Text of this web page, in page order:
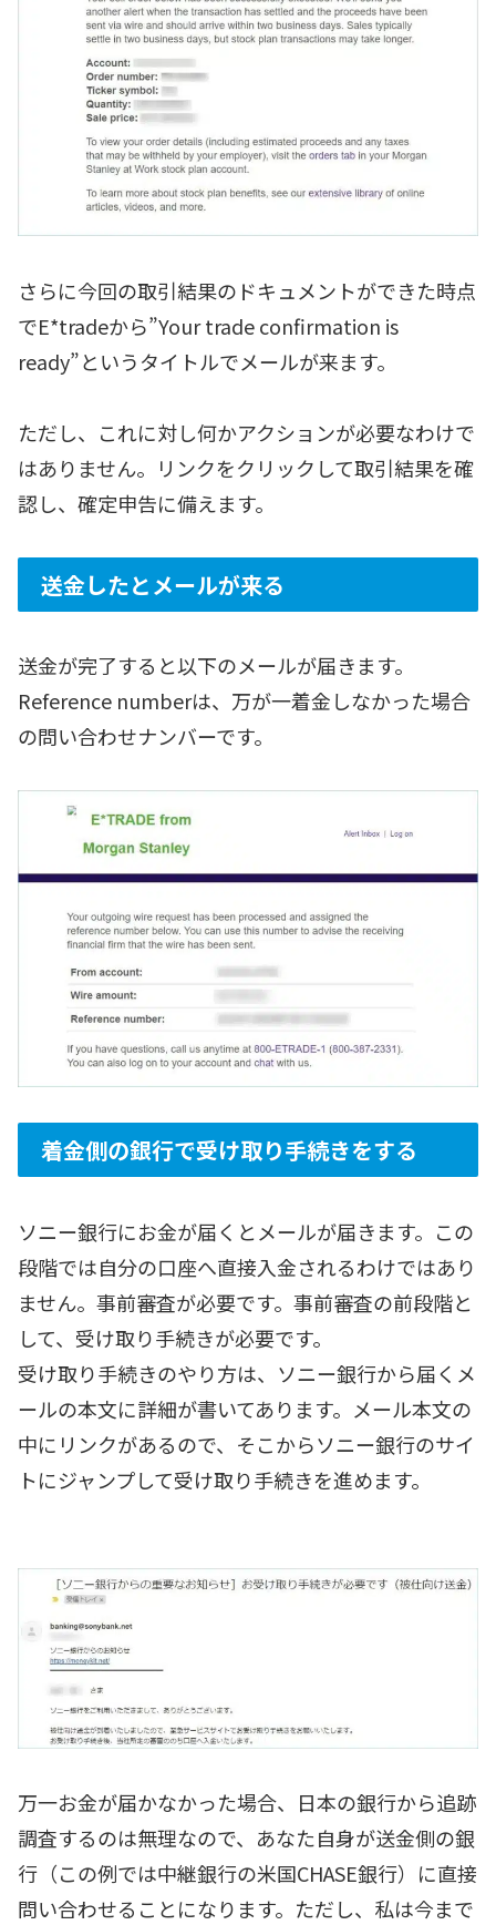
さらに今回の取引結果のドキュメントができた時点
でE*tradeから”Your trade confirmation is
ready”というタイトルでメールが来ます。
ただし、これに対し何かアクションが必要なわけで
はありません。リンクをクリックして取引結果を確
認し、確定申告に備えます。
送金したとメールが来る
送金が完了すると以下のメールが届きます。
Reference numberは、万が一着金しなかった場合
の問い合わせナンバーです。
着金側の銀行で受け取り手続きをする
ソニー銀行にお金が届くとメールが届きます。この
段階では自分の口座へ直接入金されるわけではあり
ません。事前審査が必要です。事前審査の前段階と
して、受け取り手続きが必要です。
受け取り手続きのやり方は、ソニー銀行から届くメ
ールの本文に詳細が書いてあります。メール本文の
中にリンクがあるので、そこからソニー銀行のサイ
トにジャンプして受け取り手続きを進めます。
万一お金が届かなかった場合、日本の銀行から追跡
調査するのは無理なので、あなた自身が送金側の銀
行（この例では中継銀行の米国CHASE銀行）に直接
問い合わせることになります。ただし、私は今まで